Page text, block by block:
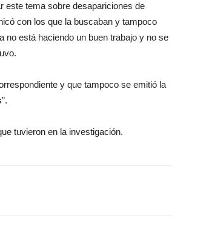
este tema sobre desapariciones de
con los que la buscaban y tampoco
no está haciendo un buen trabajo y no se
y que tampoco se emitió la
tuvieron en la investigación.